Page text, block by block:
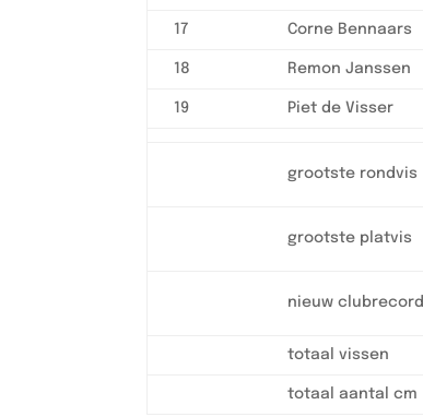
17 Corne Bennaars
18 Remon Janssen
19 Piet de Visser
grootste rondvis
grootste platvis
nieuw clubrecord
totaal vissen
totaal aantal cm